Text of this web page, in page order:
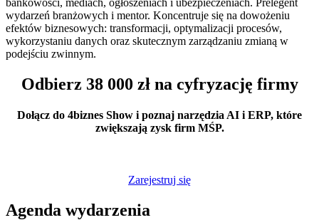
wydarzeń branżowych i mentor. Koncentruje się na dowożeniu
efektów biznesowych: transformacji, optymalizacji procesów,
wykorzystaniu danych oraz skutecznym zarządzaniu zmianą w
podejściu zwinnym.
Odbierz 38 000 zł na cyfryzację firmy
Dołącz do 4biznes Show i poznaj narzędzia AI i ERP, które
zwiększają zysk firm MŚP.
Zarejestruj się
Agenda wydarzenia